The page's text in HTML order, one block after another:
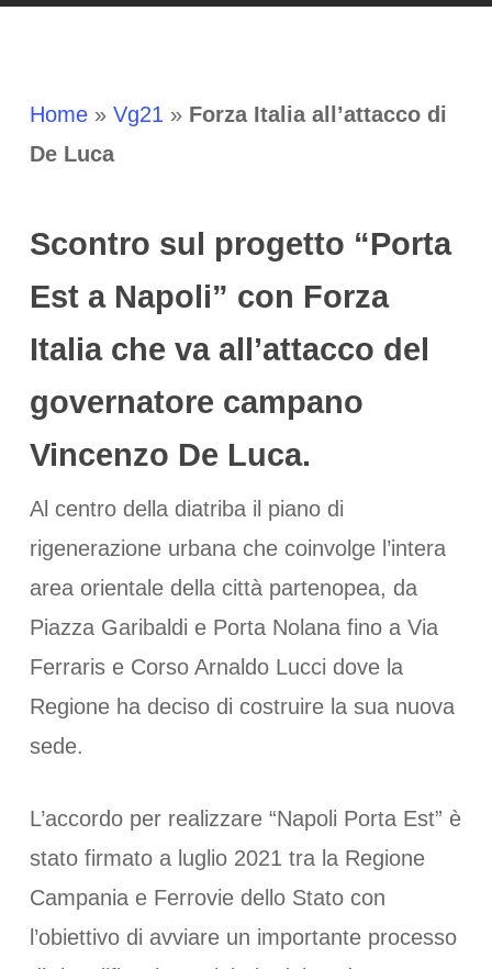
Home» Vg21 » Forza Italia all’attacco di
De Luca
Scontro sul progetto “Porta
Est a Napoli” con Forza
Italia che va all’attacco del
governatore campano
Vincenzo De Luca.
Al centro della diatriba il piano di
rigenerazione urbana che coinvolge l’intera
area orientale della città partenopea, da
Piazza Garibaldi e Porta Nolana fino a Via
Ferraris e Corso Arnaldo Lucci dove la
Regione ha deciso di costruire la sua nuova
sede.
L’accordo per realizzare “Napoli Porta Est” è
stato firmato a luglio 2021 tra la Regione
Campania e Ferrovie dello Stato con
l’obiettivo di avviare un importante processo